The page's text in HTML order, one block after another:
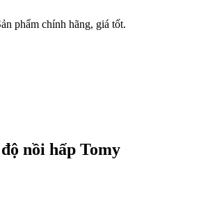
phẩm chính hãng, giá tốt.
nồi hấp Tomy